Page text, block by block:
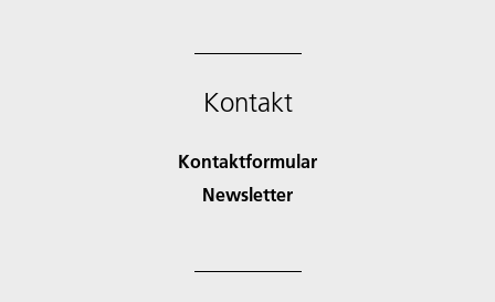
Kontakt
Kontaktformular
Newsletter